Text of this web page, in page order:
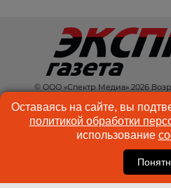
© ООО «Спектр Медиа» 2026
КОНТАКТЫ
КУКИ-ФАЙЛЫ
СОГЛАШЕНИЕ
Оставаясь на сайте, вы
политикой обработки
использование